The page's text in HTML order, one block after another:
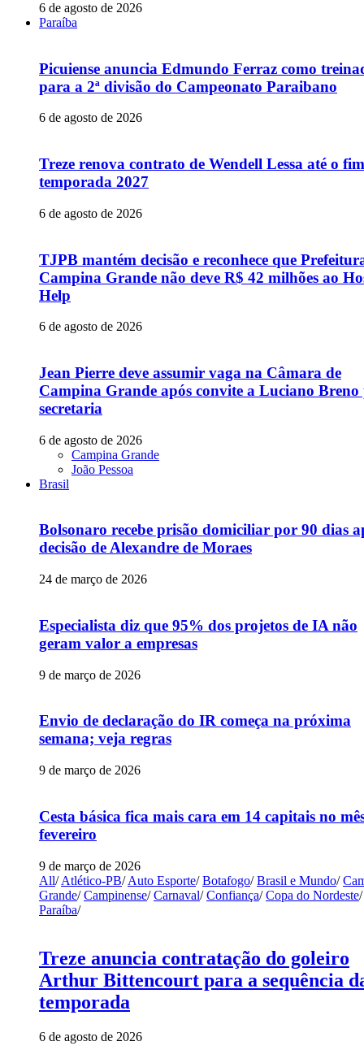
6 de agosto de 2026
Paraíba
Picuiense anuncia Edmundo Ferraz como
para a 2ª divisão do Campeonato Paraibano
6 de agosto de 2026
Treze renova contrato de Wendell Lessa até o
temporada 2027
6 de agosto de 2026
TJPB mantém decisão e reconhece que
Campina Grande não deve R$ 42 milhões ao
Help
6 de agosto de 2026
Jean Pierre deve assumir vaga na Câmara de
Campina Grande após convite a Luciano Breno
secretaria
6 de agosto de 2026
Campina Grande
João Pessoa
Brasil
Bolsonaro recebe prisão domiciliar por 90 dias
decisão de Alexandre de Moraes
24 de março de 2026
Especialista diz que 95% dos projetos de IA não
geram valor a empresas
9 de março de 2026
Envio de declaração do IR começa na próxima
semana; veja regras
9 de março de 2026
Cesta básica fica mais cara em 14 capitais no
fevereiro
9 de março de 2026
All/ Atlético-PB/ Auto Esporte/ Botafogo/ Brasil e Mundo/
Grande/ Campinense/ Carnaval/ Confiança/ Copa do Nordeste/
Paraíba/
Treze anuncia contratação do goleiro
Arthur Bittencourt para a sequência
temporada
6 de agosto de 2026